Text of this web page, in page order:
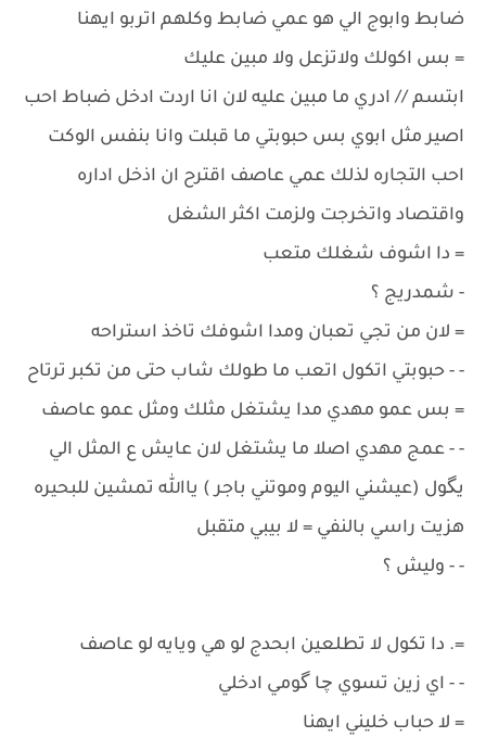
ضابط وابوج الي هو عمي ضابط وكلهم اتربو ايهنا
= بس اكولك ولاتزعل ولا مبين عليك
ابتسم // ادري ما مبين عليه لان انا اردت ادخل ضباط احب
اصير مثل ابوي بس حبوبتي ما قبلت وانا بنفس الوكت
احب التجاره لذلك عمي عاصف اقترح ان اذخل اداره
واقتصاد واتخرجت ولزمت اكثر الشغل
= دا اشوف شغلك متعب
- شمدريج ؟
= لان من تجي تعبان ومدا اشوفك تاخذ استراحه
- - حبوبتي اتكول اتعب ما طولك شاب حتى من تكبر ترتاح
= بس عمو مهدي مدا يشتغل مثلك ومثل عمو عاصف
- - عمج مهدي اصلا ما يشتغل لان عايش ع المثل الي
يگول (عيشني اليوم وموتني باجر ) ياالله تمشين للبحيره
هزيت راسي بالنفي = لا بيبي متقبل
- - وليش ؟
=. دا تكول لا تطلعين ابحدج لو هي ويايه لو عاصف
- - اي زين تسوي چا گومي ادخلي
= لا حباب خليني ايهنا